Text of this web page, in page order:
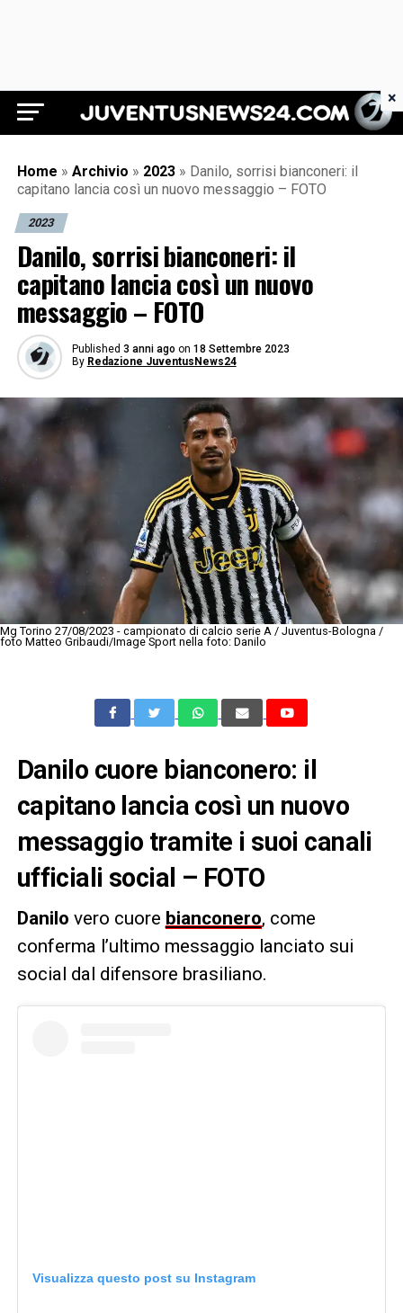
Juventus News 24
Home » Archivio » 2023 » Danilo, sorrisi bianconeri: il
capitano lancia così un nuovo messaggio – FOTO
2023
Danilo, sorrisi bianconeri: il
capitano lancia così un nuovo
messaggio – FOTO
Published 3 anni ago on 18 Settembre 2023
By Redazione JuventusNews24
Mg Torino 27/08/2023 - campionato di calcio serie A / Juventus-Bologna /
foto Matteo Gribaudi/Image Sport nella foto: Danilo
Danilo cuore bianconero: il
capitano lancia così un nuovo
messaggio tramite i suoi canali
ufficiali social – FOTO
Danilo vero cuore bianconero, come
conferma l’ultimo messaggio lanciato sui
social dal difensore brasiliano.
Visualizza questo post su Instagram
×